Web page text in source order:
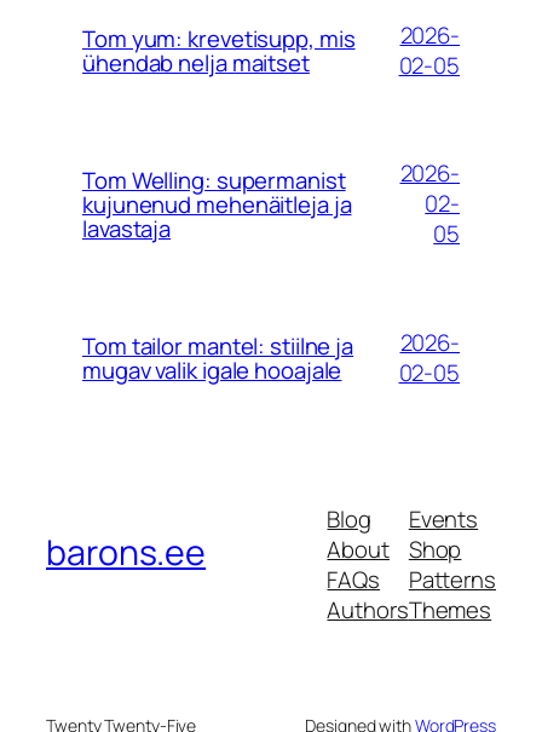
Tom yum: krevetisupp, mis
ühendab nelja maitset
2026-
02-05
Tom Welling: supermanist
kujunenud mehenäitleja ja
lavastaja
2026-
02-
05
Tom tailor mantel: stiilne ja
mugav valik igale hooajale
2026-
02-05
barons.ee
Blog
About
FAQs
Authors
Events
Shop
Patterns
Themes
Twenty Twenty-Five Designed withWordPress